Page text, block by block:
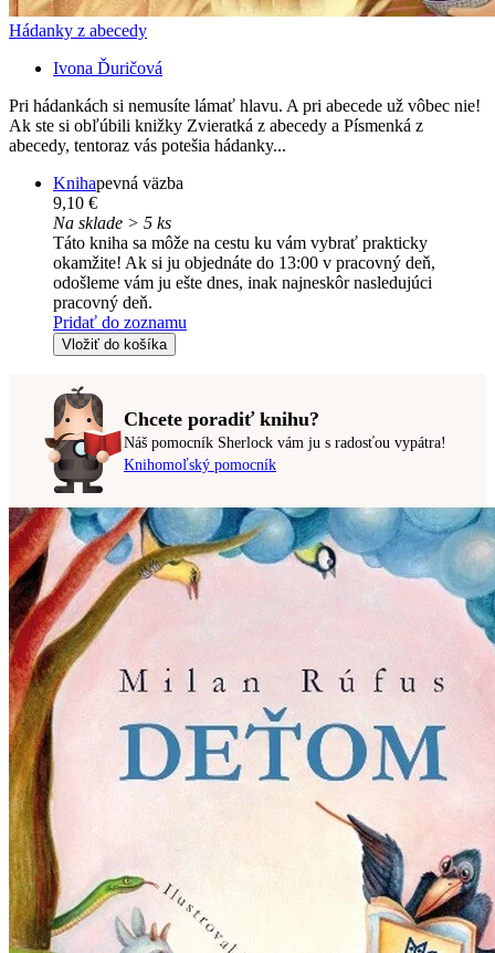
Hádanky z abecedy
Ivona Ďuričová
Pri hádankách si nemusíte lámať hlavu. A pri abecede už vôbec nie!
Ak ste si obľúbili knižky Zvieratká z abecedy a Písmenká z
abecedy, tentoraz vás potešia hádanky...
Knihapevná väzba
9,10 €
Na sklade > 5 ks
Táto kniha sa môže na cestu ku vám vybrať prakticky
okamžite! Ak si ju objednáte do 13:00 v pracovný deň,
odošleme vám ju ešte dnes, inak najneskôr nasledujúci
pracovný deň.
Pridať do zoznamu
Vložiť do košíka
Chcete poradiť knihu?
Náš pomocník Sherlock vám ju s radosťou vypátra!
Knihomoľský pomocník